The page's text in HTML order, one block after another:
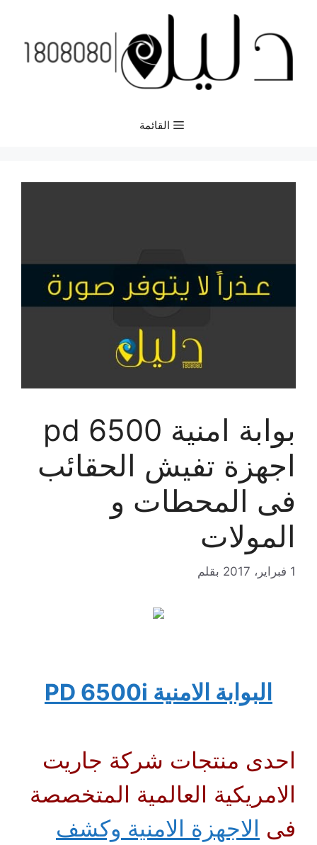
المحتوى
القائمة
بوابة امنية pd 6500
اجهزة تفيش الحقائب
فى المحطات و
المولات
1 فبراير، 2017 بقلم
البوابة الامنية PD 6500i
احدى منتجات شركة جاريت
الامريكية العالمية المتخصصة
فى الاجهزة الامنية وكشف